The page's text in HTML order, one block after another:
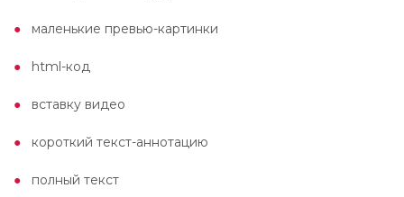
маленькие превью-картинки
html-код
вставку видео
короткий текст-аннотацию
полный текст